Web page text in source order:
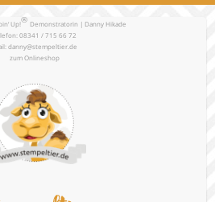
Up!® Demonstratorin | Danny Hikade
08341 / 715 66 72
danny@stempeltier.de
zumOnlineshop